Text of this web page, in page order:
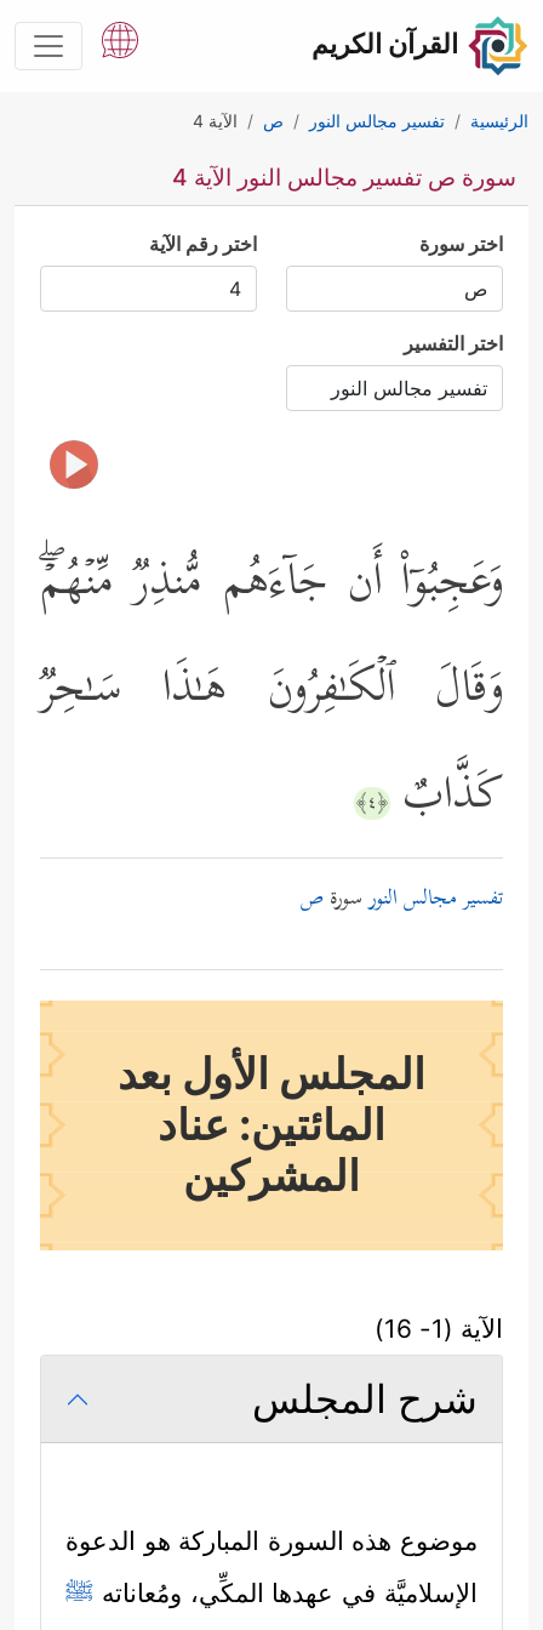
القرآن الكريم
الرئيسية تفسير مجالس النور ص الآية 4
سورة ص تفسير مجالس النور الآية 4
اختر سورة اختر رقم الآية
اختر التفسير
وَعَجِبُوۤاْ أَن جَاۤءَهُم مُّنذِرࣱ مِّنۡهُمۡۖ
وَقَالَ ٱلۡكَـٰفِرُونَ هَـٰذَا سَـٰحِرࣱ
كَذَّابٌ ﴿٤﴾
تفسير مجالس النورسورة ص
المجلس الأول بعد
المائتين: عناد
المشركين
الآية (1- 16)
شرح المجلس
موضوع هذه السورة المباركة هو الدعوة
الإسلاميَّة في عهدها المكِّي، ومُعاناته ﷺ